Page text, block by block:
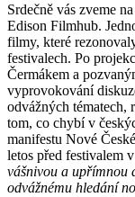
Srdečně vás zveme
Edison Filmhub.
filmy, které
festivalech. Po
Čermákem a
vyprovokování
odvážných
tom, co chybí v
manifestu Nové
letos před festivalem
vášnivou a upřímnou
odvážnému hledání